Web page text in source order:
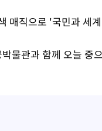
매직으로 '국민과 세
물관과 함께 오늘 중